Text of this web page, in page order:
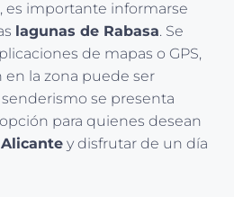
es importante informarse
lagunas de Rabasa. Se
de mapas o GPS,
en la zona puede ser
se presenta
para quienes desean
Alicante y disfrutar de un día